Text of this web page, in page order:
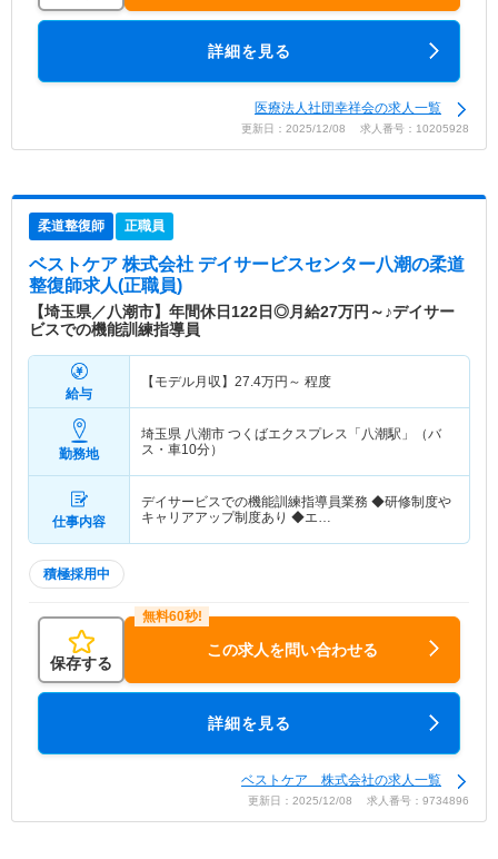
詳細を見る
医療法人社団幸祥会の求人一覧
更新日：2025/12/08 求人番号：10205928
柔道整復師 正職員
ベストケア 株式会社 デイサービスセンター八潮の柔道
整復師求人(正職員)
【埼玉県／八潮市】年間休日122日◎月給27万円～♪デイサー
ビスでの機能訓練指導員
給与
【モデル月収】 27.4万円～ 程度
勤務地
埼玉県 八潮市 つくばエクスプレス「八潮駅」（バ
ス・車10分）
仕事内容
デイサービスでの機能訓練指導員業務 ◆研修制度や
キャリアアップ制度あり ◆エ…
積極採用中
保存する
この求人を問い合わせる
詳細を見る
ベストケア 株式会社の求人一覧
更新日：2025/12/08 求人番号：9734896